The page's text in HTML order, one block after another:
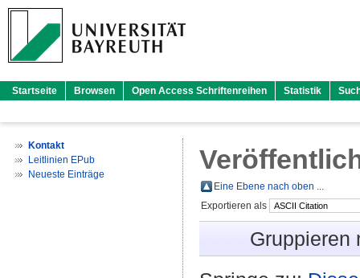
Startseite Browsen Open Access Schriftenreihen Statistik
Kontakt
Leitlinien EPub
Neueste Einträge
Eine Ebene nach oben ...
Exportieren als
Gruppieren